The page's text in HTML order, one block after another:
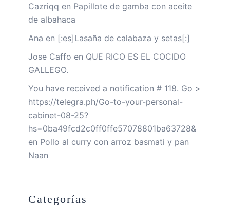
Cazriqq en Papillote de gamba con aceite
de albahaca
Ana en [:es]Lasaña de calabaza y setas[:]
Jose Caffo en QUE RICO ES EL COCIDO
GALLEGO.
You have received a notification # 118. Go >
https://telegra.ph/Go-to-your-personal-
cabinet-08-25?
hs=0ba49fcd2c0ff0ffe57078801ba63728&
en Pollo al curry con arroz basmati y pan
Naan
Categorías